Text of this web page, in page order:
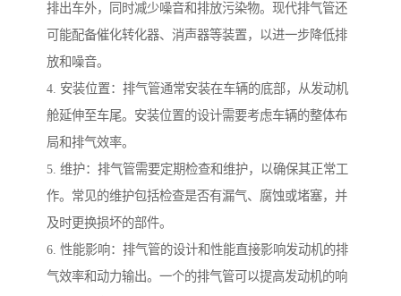
排出车外，同时减少噪音和排放污染物。现代排气管还
可能配备催化转化器、消声器等装置，以进一步降低排
放和噪音。
4. 安装位置：排气管通常安装在车辆的底部，从发动机
舱延伸至车尾。安装位置的设计需要考虑车辆的整体布
局和排气效率。
5. 维护：排气管需要定期检查和维护，以确保其正常工
作。常见的维护包括检查是否有漏气、腐蚀或堵塞，并
及时更换损坏的部件。
6. 性能影响：排气管的设计和性能直接影响发动机的排
气效率和动力输出。一个的排气管可以提高发动机的响